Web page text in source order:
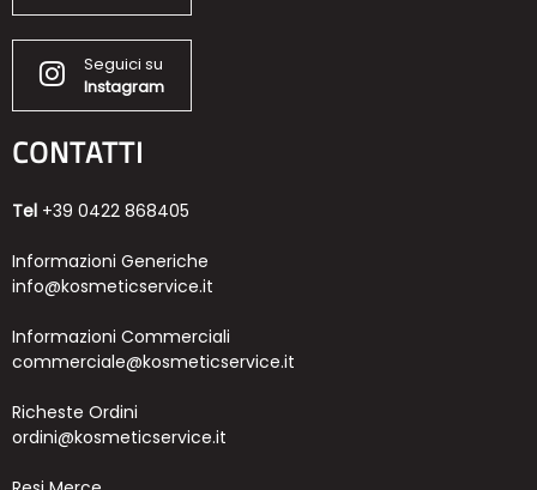
Seguici su
Instagram
CONTATTI
Tel +39 0422 868405
Informazioni Generiche
info@kosmeticservice.it
Informazioni Commerciali
commerciale@kosmeticservice.it
Richeste Ordini
ordini@kosmeticservice.it